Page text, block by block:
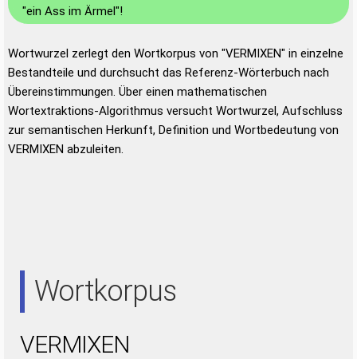
"ein Ass im Ärmel"!
Wortwurzel zerlegt den Wortkorpus von "VERMIXEN" in einzelne
Bestandteile und durchsucht das Referenz-Wörterbuch nach
Übereinstimmungen. Über einen mathematischen
Wortextraktions-Algorithmus versucht Wortwurzel, Aufschluss
zur semantischen Herkunft, Definition und Wortbedeutung von
VERMIXEN abzuleiten.
Wortkorpus
VERMIXEN